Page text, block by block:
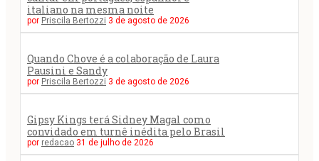
italiano na mesma noite
por Priscila Bertozzi 3 de agosto de 2026
Quando Chove é a colaboração de Laura
Pausini e Sandy
por Priscila Bertozzi 3 de agosto de 2026
Gipsy Kings terá Sidney Magal como
convidado em turnê inédita pelo Brasil
por redacao 31 de julho de 2026